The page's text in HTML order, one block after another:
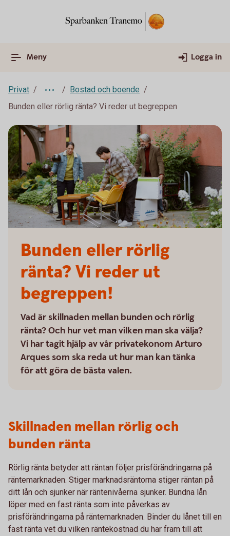
Meny Logga in
Privat
Bostad och boende
Bunden eller rörlig ränta? Vi reder ut begreppen
Bunden eller rörlig
ränta? Vi reder ut
begreppen!
Vad är skillnaden mellan bunden och rörlig
ränta? Och hur vet man vilken man ska välja?
Vi har tagit hjälp av vår privatekonom Arturo
Arques som ska reda ut hur man kan tänka
för att göra de bästa valen.
Skillnaden mellan rörlig och
bunden ränta
Rörlig ränta betyder att räntan följer prisförändringarna på
räntemarknaden. Stiger marknadsräntorna stiger räntan på
ditt lån och sjunker när räntenivåerna sjunker. Bundna lån
löper med en fast ränta som inte påverkas av
prisförändringarna på räntemarknaden. Binder du lånet till en
fast ränta vet du vilken räntekostnad du har fram till att